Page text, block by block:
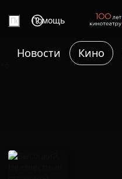
Помощь
Новости Кино